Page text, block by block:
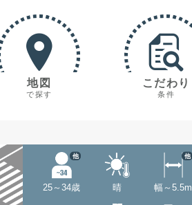
地図
で探す
こだわり
条件
25～34歳
他
晴 幅～5.5m
他